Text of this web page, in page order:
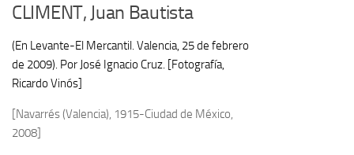
CLIMENT, Juan Bautista
(En Levante-El Mercantil. Valencia, 25 de febrero
de 2009). Por José Ignacio Cruz. [Fotografía,
Ricardo Vinós]
[Navarrés (Valencia), 1915-Ciudad de México,
2008]